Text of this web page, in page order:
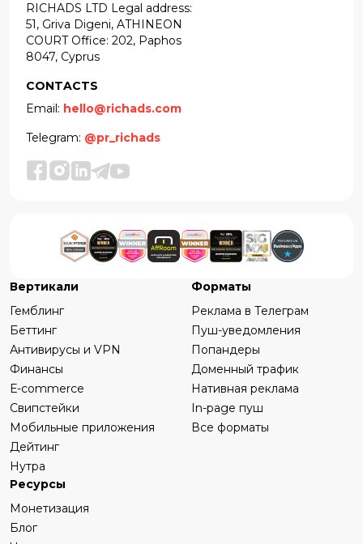
RICHADS LTD Legal address:
51, Griva Digeni, ATHINEON
COURT Office: 202, Paphos
8047, Cyprus
CONTACTS
Email: hello@richads.com
Telegram: @pr_richads
Вертикали
Гемблинг
Беттинг
Антивирусы и VPN
Финансы
Е-commerce
Свипстейки
Мобильные приложения
Дейтинг
Нутра
Форматы
Реклама в Телеграм
Пуш-уведомления
Попандеры
Доменный трафик
Нативная реклама
In-page пуш
Все форматы
Ресурсы
Монетизация
Блог